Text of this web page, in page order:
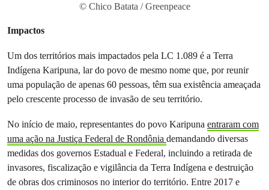
© Chico Batata / Greenpeace
Impactos
Um dos territórios mais impactados pela LC 1.089 é a Terra
Indígena Karipuna, lar do povo de mesmo nome que, por reunir
uma população de apenas 60 pessoas, têm sua existência ameaçada
pelo crescente processo de invasão de seu território.
No início de maio, representantes do povo Karipuna entraram com
uma ação na Justiça Federal de Rondônia demandando diversas
medidas dos governos Estadual e Federal, incluindo a retirada de
invasores, fiscalização e vigilância da Terra Indígena e destruição
de obras dos criminosos no interior do território. Entre 2017 e